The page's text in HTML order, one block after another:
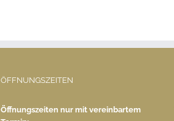
ÖFFNUNGSZEITEN
Öffnungszeiten nur mit vereinbartem